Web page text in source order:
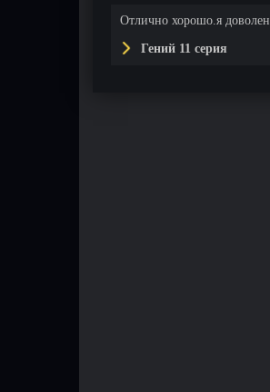
Отлично хорошо.я доволен
Гений 11 серия